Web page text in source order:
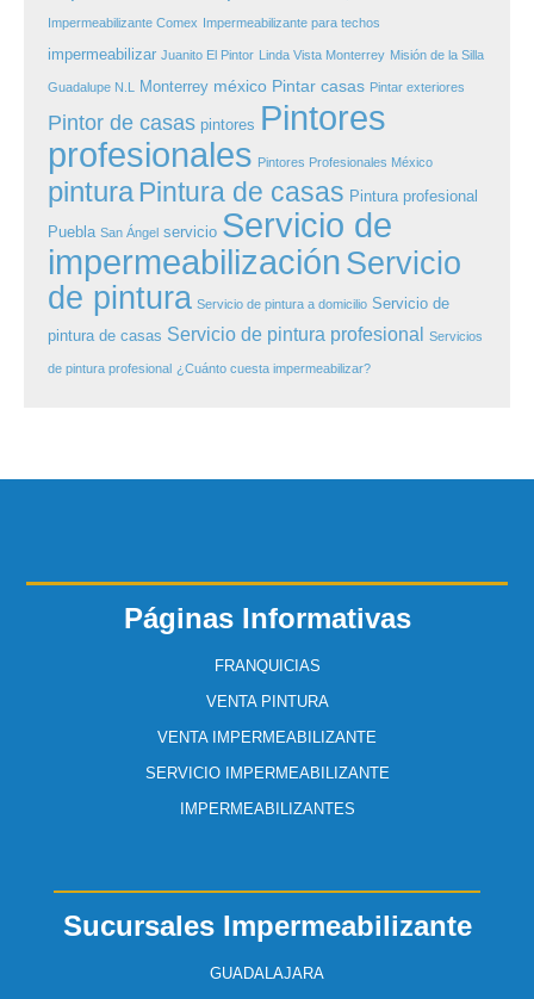
Impermeabilizante Comex Impermeabilizante para techos
impermeabilizar Juanito El Pintor Linda Vista Monterrey Misión de la Silla
Guadalupe N.L Monterrey méxico Pintar casas Pintar exteriores
Pintor de casas pintores Pintores
profesionales Pintores Profesionales México
pintura Pintura de casas Pintura profesional
Puebla San Ángel servicio Servicio de
impermeabilizaciónServicio
de pintura Servicio de pintura a domicilio Servicio de
pintura de casas Servicio de pintura profesional Servicios
de pintura profesional ¿Cuánto cuesta impermeabilizar?
Sucursales Impermeabilizante
GUADALAJARA
Páginas Informativas
FRANQUICIAS
VENTA PINTURA
VENTA IMPERMEABILIZANTE
SERVICIO IMPERMEABILIZANTE
IMPERMEABILIZANTES